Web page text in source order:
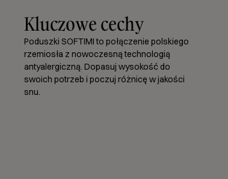
Kluczowe cechy
Poduszki SOFTIMI to połączenie polskiego
rzemiosła z nowoczesną technologią
antyalergiczną. Dopasuj wysokość do
swoich potrzeb i poczuj różnicę w jakości
snu.